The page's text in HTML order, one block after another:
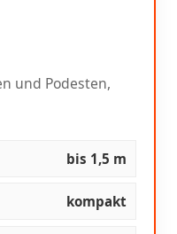
und Podesten,
bis 1,5 m
kompakt